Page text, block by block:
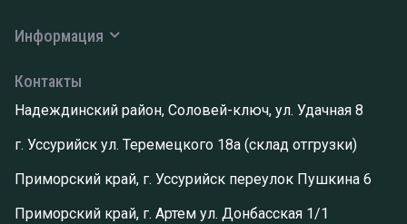
Информация
Контакты
Надеждинский район, Соловей-ключ, ул. Удачная 8
г. Уссурийск ул. Теремецкого 18а (склад отгрузки)
Приморский край, г. Уссурийск переулок Пушкина 6
Приморский край, г. Артем ул. Донбасская 1/1